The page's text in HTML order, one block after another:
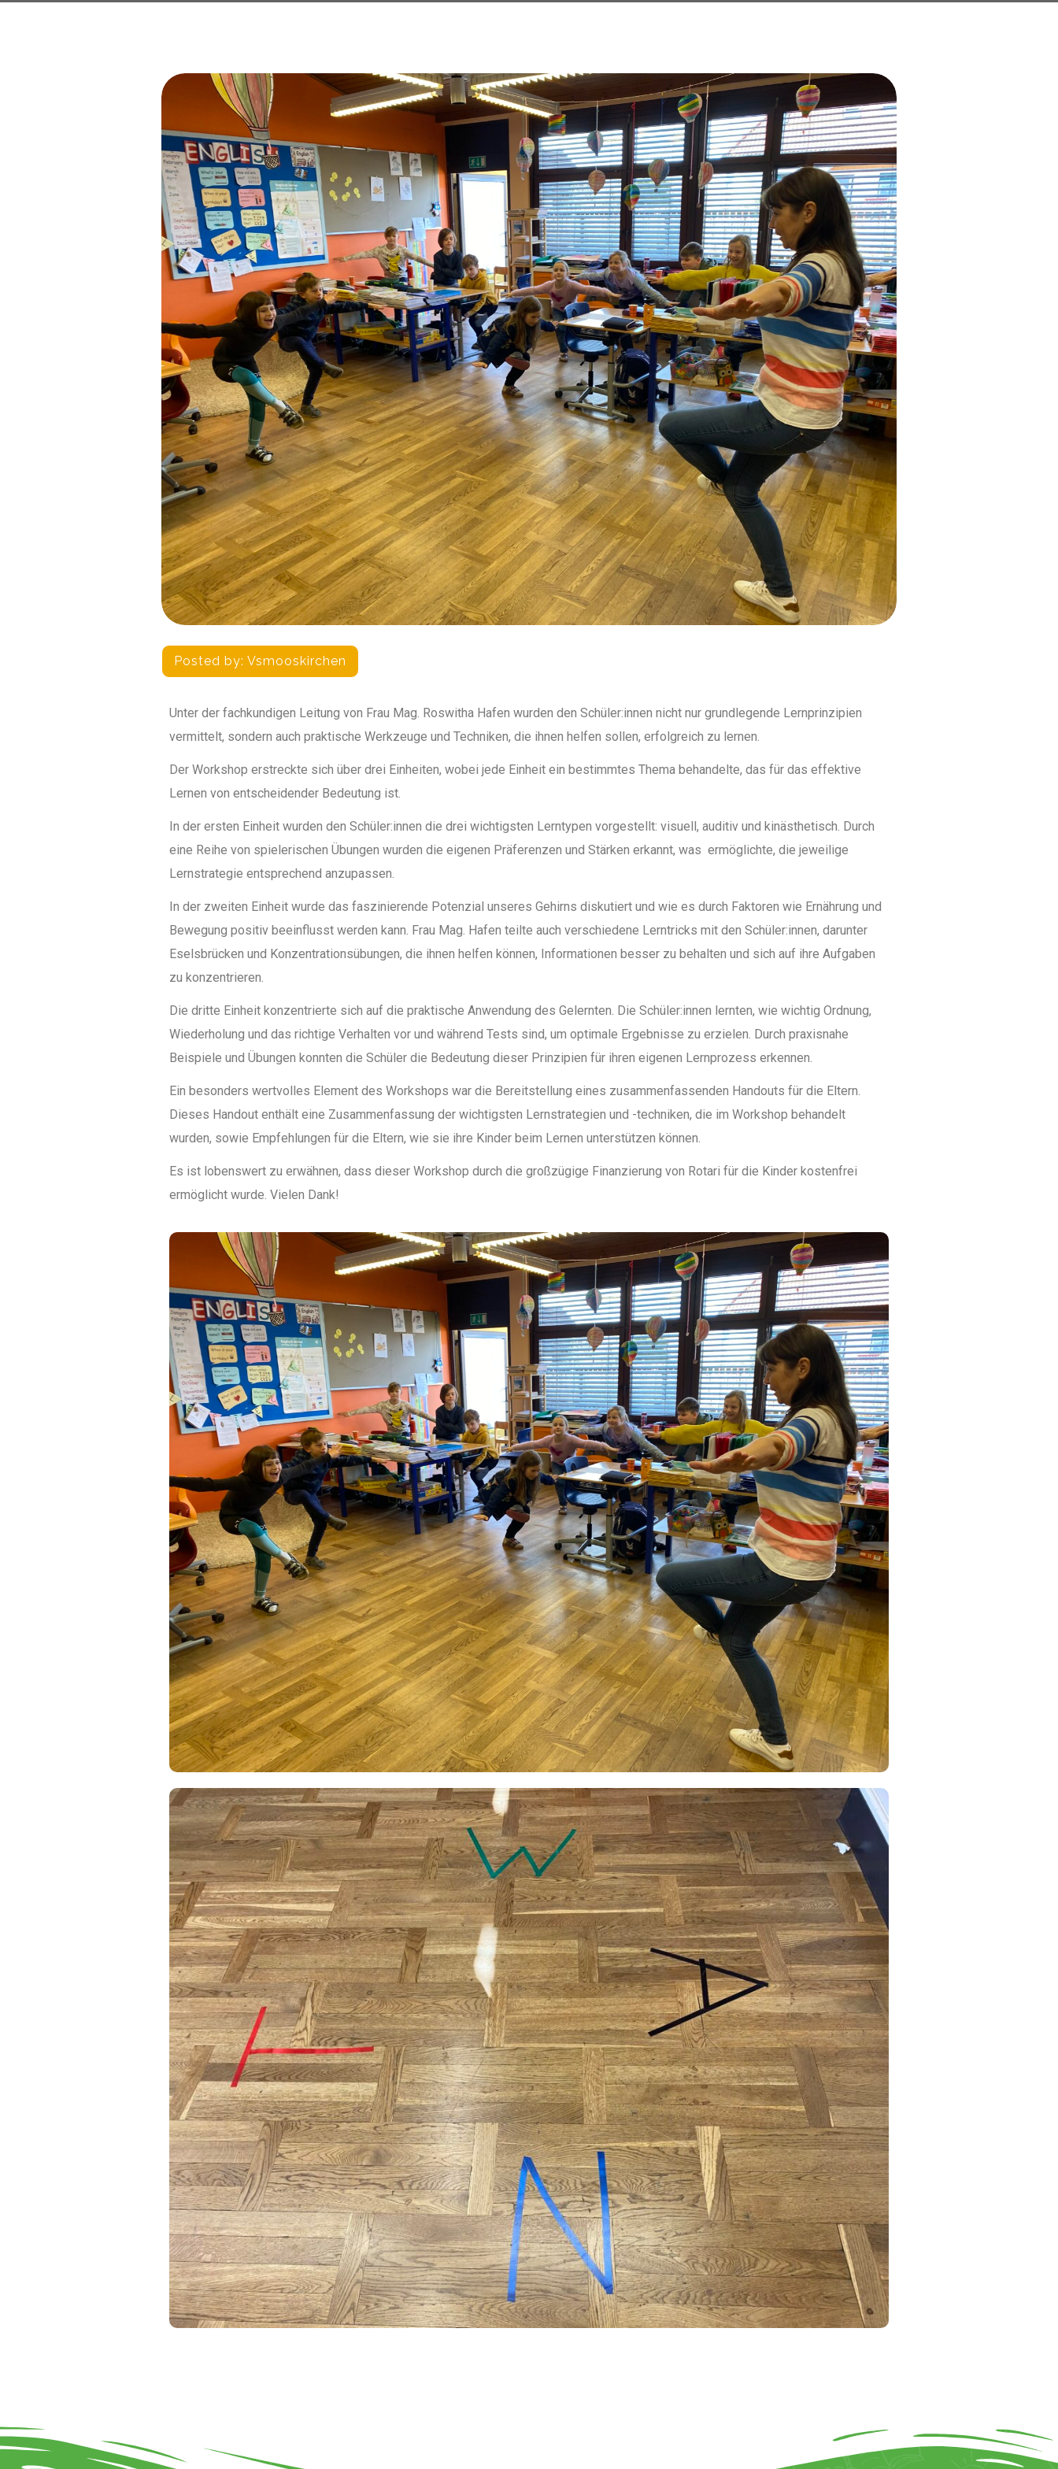
Posted by: Vsmooskirchen
Unter der fachkundigen Leitung von Frau Mag. Roswitha Hafen wurden den Schüler:innen nicht nur grundlegende Lernprinzipien
vermittelt, sondern auch praktische Werkzeuge und Techniken, die ihnen helfen sollen, erfolgreich zu lernen.
Der Workshop erstreckte sich über drei Einheiten, wobei jede Einheit ein bestimmtes Thema behandelte, das für das effektive
Lernen von entscheidender Bedeutung ist.
In der ersten Einheit wurden den Schüler:innen die drei wichtigsten Lerntypen vorgestellt: visuell, auditiv und kinästhetisch. Durch
eine Reihe von spielerischen Übungen wurden die eigenen Präferenzen und Stärken erkannt, was ermöglichte, die jeweilige
Lernstrategie entsprechend anzupassen.
In der zweiten Einheit wurde das faszinierende Potenzial unseres Gehirns diskutiert und wie es durch Faktoren wie Ernährung und
Bewegung positiv beeinflusst werden kann. Frau Mag. Hafen teilte auch verschiedene Lerntricks mit den Schüler:innen, darunter
Eselsbrücken und Konzentrationsübungen, die ihnen helfen können, Informationen besser zu behalten und sich auf ihre Aufgaben
zu konzentrieren.
Die dritte Einheit konzentrierte sich auf die praktische Anwendung des Gelernten. Die Schüler:innen lernten, wie wichtig Ordnung,
Wiederholung und das richtige Verhalten vor und während Tests sind, um optimale Ergebnisse zu erzielen. Durch praxisnahe
Beispiele und Übungen konnten die Schüler die Bedeutung dieser Prinzipien für ihren eigenen Lernprozess erkennen.
Ein besonders wertvolles Element des Workshops war die Bereitstellung eines zusammenfassenden Handouts für die Eltern.
Dieses Handout enthält eine Zusammenfassung der wichtigsten Lernstrategien und -techniken, die im Workshop behandelt
wurden, sowie Empfehlungen für die Eltern, wie sie ihre Kinder beim Lernen unterstützen können.
Es ist lobenswert zu erwähnen, dass dieser Workshop durch die großzügige Finanzierung von Rotari für die Kinder kostenfrei
ermöglicht wurde. Vielen Dank!